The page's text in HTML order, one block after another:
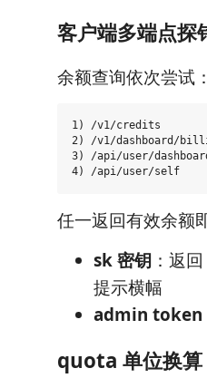
客户端多端点探
余额查询依次尝试：
1) /v1/credits
2) /v1/dashboard/
3) /api/user/
任一返回有效余额
sk 密钥 ：返回
提示横幅
admin token
quota 单位换算